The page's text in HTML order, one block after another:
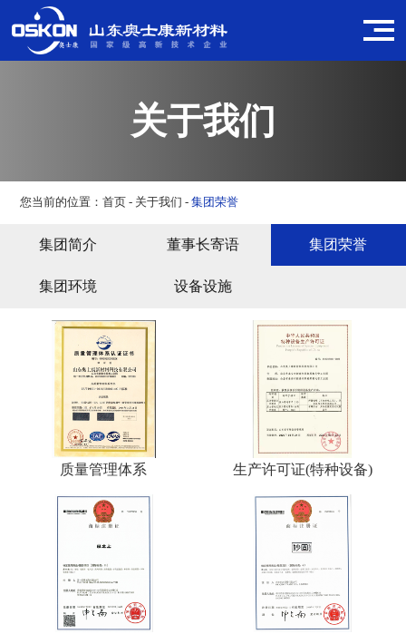
关于我们
您当前的位置：首页- 关于我们 -集团荣誉
集团简介 董事长寄语 集团荣誉
集团环境 设备设施
质量管理体系 生产许可证(特种设备)